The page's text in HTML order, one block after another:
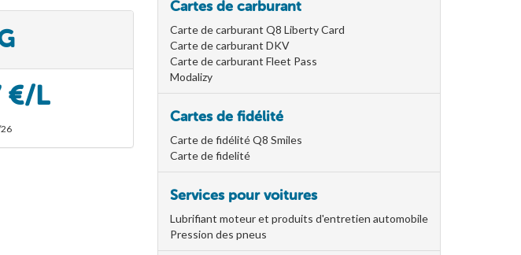
€/L
Cartes de carburant
Carte de carburant Q8 Liberty Card
Carte de carburant DKV
Carte de carburant Fleet Pass
Modalizy
Cartes de fidélité
Carte de fidélité Q8 Smiles
Carte de fidelité
Services pour voitures
Lubrifiant moteur et produits d'entretien automobile
Pression des pneus